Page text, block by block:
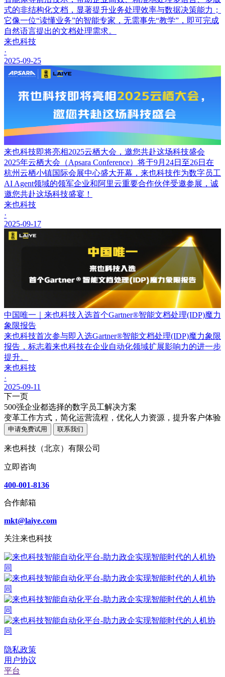
式的非结构化文档，显著提升业务处理效率与数据决策能力；
它像一位“读懂业务”的智能专家，无需事先“教学”，即可完成
自然语言提出的文档处理需求。
来也科技
·
2025-09-25
来也科技即将亮相2025云栖大会，邀您共赴这场科技盛会
2025年云栖大会（Apsara Conference）将于9月24日至26日在
杭州云栖小镇国际会展中心盛大开幕，来也科技作为数字员工
AI Agent领域的领军企业和阿里云重要合作伙伴受邀参展，诚
邀您共赴这场科技盛宴！
来也科技
·
2025-09-17
中国唯一｜来也科技入选首个Gartner®智能文档处理(IDP)魔力
象限报告
来也科技首次参与即入选Gartner®智能文档处理(IDP)魔力象限
报告，标志着来也科技在企业自动化领域扩展影响力的进一步
提升。
来也科技
·
2025-09-11
下一页
500强企业都选择的数字员工解决方案
变革工作方式，简化运营流程，优化人力资源，提升客户体验
申请免费试用 联系我们
来也科技（北京）有限公司
立即咨询
400-001-8136
合作邮箱
mkt@laiye.com
关注来也科技
隐私政策
用户协议
平台